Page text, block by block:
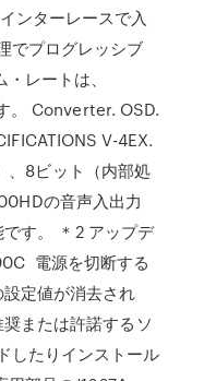
ンターレースで入
でプログレッシブ
レートは、
。 Converter. OSD.
V-4EX.
、8ビット（内部処
の音声入出力
す。 ＊2 アップデ
電源を切断する
定値が消去され
または許諾するソ
したりインストール